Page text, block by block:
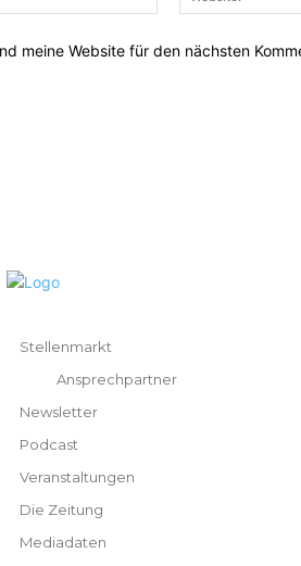
Mail:*
meine Website für den nächsten
Stellenmarkt
Ansprechpartner
Newsletter
Podcast
Veranstaltungen
Die Zeitung
Mediadaten